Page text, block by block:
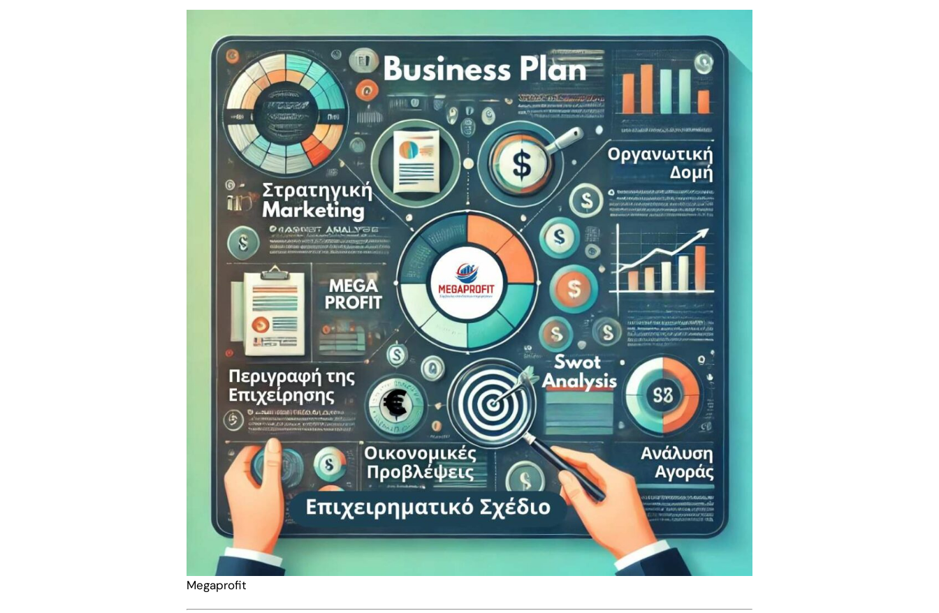
for:
Πρόσφατα
άρθρα
Πήρες Έγκριση για
ΔΥΠΑ 18-29 17.500€
– Τι Κάνεις Τώρα; Ο
Οδηγός Επιβίωσης για
τους Δικαιούχους του
Προγράμματος
ΔΥΠΑ ΝΕΕ 18-29
Ετων Αποτελέσματα
17.500€: Ενστάσεις
μέσω ΟΠΣΚΕ |
Επόμενα Βήματα
ΔΥΠΑ 17.500€ για 18–
29: Τι κάνεις μετά την
αίτηση μέχρι τα
αποτελέσματα
Νέο Πρόγραμμα για
Νέους Πτυχιούχους
2026: Επιδότηση έως
36.000€
ΕΣΠΑ «Παράγουμε
στην Ελλάδα» 2026:
Ο πλήρης οδηγός για
ασφάλεια και αξιοπιστία
για χρηματοδότηση ή
δάνειο, αξιοποιώντας
επιδοτούμενα εργαλεία
όπως το ΤΕΠΙΧ ΙΙΙ
Megaprofit